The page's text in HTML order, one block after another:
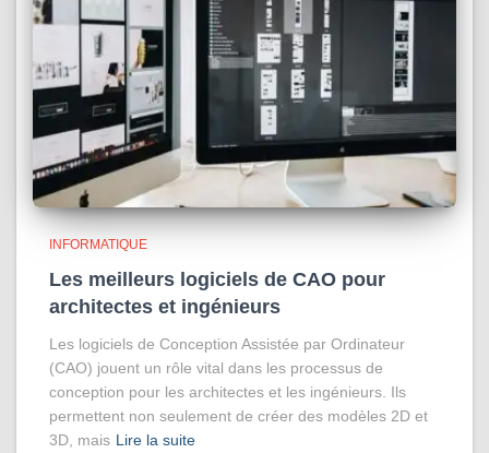
INFORMATIQUE
Les meilleurs logiciels de CAO pour
architectes et ingénieurs
Les logiciels de Conception Assistée par Ordinateur
(CAO) jouent un rôle vital dans les processus de
conception pour les architectes et les ingénieurs. Ils
permettent non seulement de créer des modèles 2D et
3D, mais Lire la suite